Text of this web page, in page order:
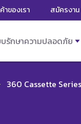
าของเรา สมัครงาน
บรักษาความปลอดภัย
360 Cassette